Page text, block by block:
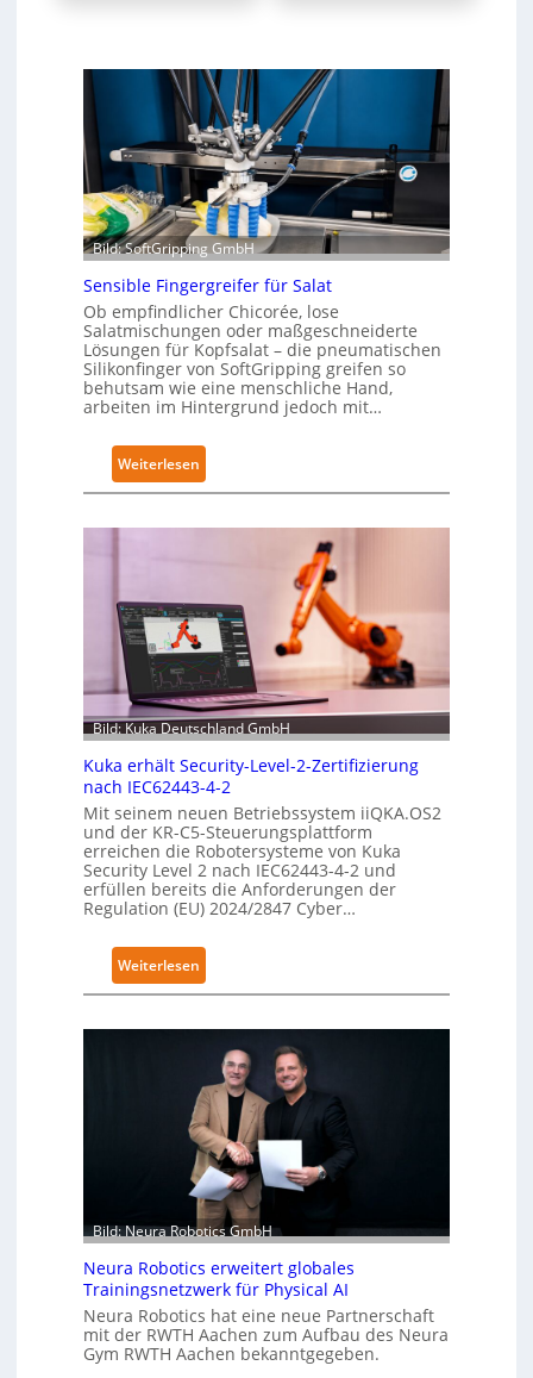
Bild: SoftGripping GmbH
Sensible Fingergreifer für Salat
Ob empfindlicher Chicorée, lose
Salatmischungen oder maßgeschneiderte
Lösungen für Kopfsalat – die pneumatischen
Silikonfinger von SoftGripping greifen so
behutsam wie eine menschliche Hand,
arbeiten im Hintergrund jedoch mit…
Weiterlesen:
S
b
l
e
F
i
n
g
e
r
g
r
e
i
e
r
S
a
l
a
t
Bild: Kuka Deutschland GmbH
Kuka erhält Security-Level-2-Zertifizierung
nach IEC62443-4-2
Mit seinem neuen Betriebssystem iiQKA.OS2
und der KR-C5-Steuerungsplattform
erreichen die Robotersysteme von Kuka
Security Level 2 nach IEC62443-4-2 und
erfüllen bereits die Anforderungen der
Regulation (EU) 2024/2847 Cyber…
Weiterlesen:
K
e
h
ä
l
t
S
e
c
u
r
i
Bild: Neura Robotics GmbH
Neura Robotics erweitert globales
Trainingsnetzwerk für Physical AI
Neura Robotics hat eine neue Partnerschaft
mit der RWTH Aachen zum Aufbau des Neura
Gym RWTH Aachen bekanntgegeben.